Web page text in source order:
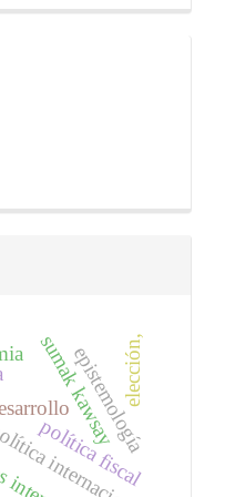
internacional
sumak kawsay
epistemología
elección,
política fiscal